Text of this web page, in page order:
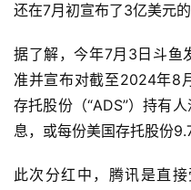
还在7月初宣布了3亿美元
据了解，今年7月3日斗鱼
准并宣布对截至2024年8
存托股份（“ADS”）持有
息，或每份美国存托股份
此次分红中，腾讯是直